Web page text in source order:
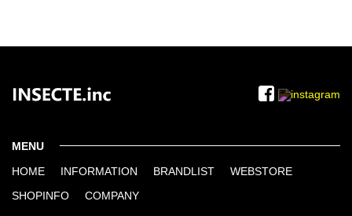
MENU
HOME INFORMATION BRANDLIST WEBSTORE
SHOPINFO COMPANY